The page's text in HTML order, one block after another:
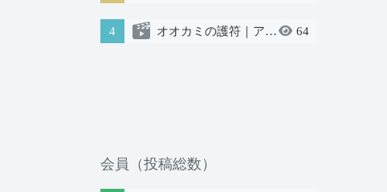
4 オオカミの護符｜アカデミック版 64
会員（投稿総数）